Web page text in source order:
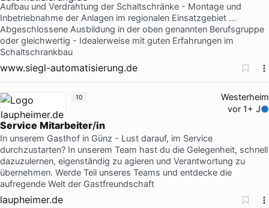
Aufbau und Verdrahtung der Schaltschränke - Montage und
Inbetriebnahme der Anlagen im regionalen Einsatzgebiet …
Abgeschlossene Ausbildung in der oben genannten Berufsgruppe
oder gleichwertig - Idealerweise mit guten Erfahrungen im
Schaltschrankbau
www.siegl-automatisierung.de
Westerheim
vor 1+ J
Service Mitarbeiter/in
In unserem Gasthof in Günz - Lust darauf, im Service
durchzustarten? In unserem Team hast du die Gelegenheit, schnell
dazuzulernen, eigenständig zu agieren und Verantwortung zu
übernehmen. Werde Teil unseres Teams und entdecke die
aufregende Welt der Gastfreundschaft
laupheimer.de
10